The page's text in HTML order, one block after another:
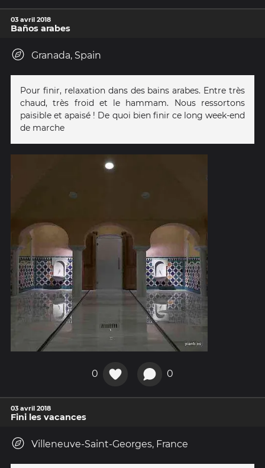
03 avril 2018
Baños arabes
Granada, Spain
Pour finir, relaxation dans des bains arabes. Entre très
chaud, très froid et le hammam. Nous ressortons
paisible et apaisé ! De quoi bien finir ce long week-end
de marche
0 0
03 avril 2018
Fini les vacances
Villeneuve-Saint-Georges, France